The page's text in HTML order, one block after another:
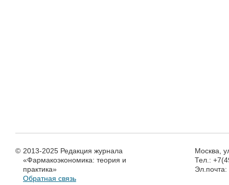
© 2013-2025 Редакция журнала
«Фармакоэкономика: теория и
практика»
Обратная связь
Москва,
Тел.:
Эл.почта: